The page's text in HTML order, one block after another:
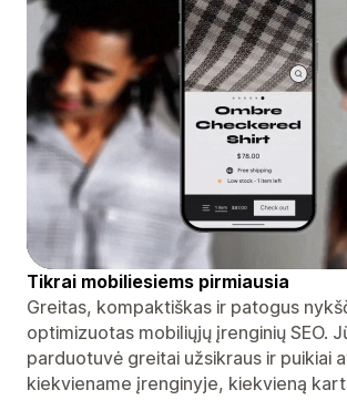
Tikrai mobiliesiems pirmiausia
Greitas, kompaktiškas ir patogus
optimizuotas mobiliųjų įrenginių SEO.
parduotuvė greitai užsikraus ir puikiai
kiekviename įrenginyje, kiekvieną